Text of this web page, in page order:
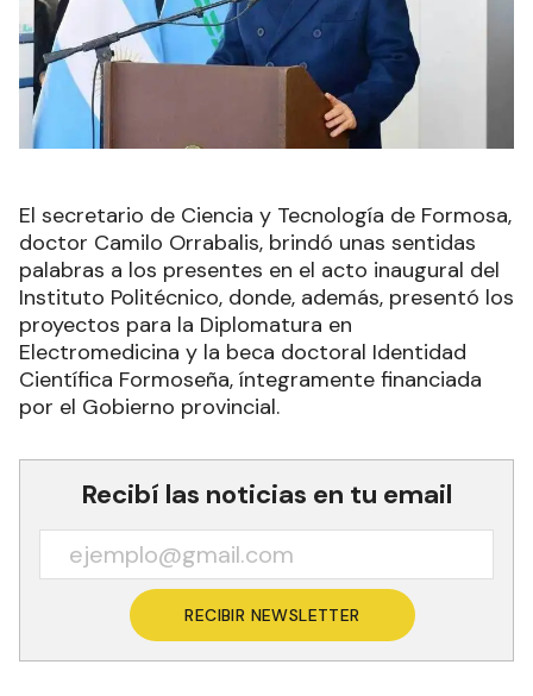
El secretario de Ciencia y Tecnología de Formosa,
doctor Camilo Orrabalis, brindó unas sentidas
palabras a los presentes en el acto inaugural del
Instituto Politécnico, donde, además, presentó los
proyectos para la Diplomatura en
Electromedicina y la beca doctoral Identidad
Científica Formoseña, íntegramente financiada
por el Gobierno provincial.
Recibí las noticias en tu email
RECIBIR NEWSLETTER